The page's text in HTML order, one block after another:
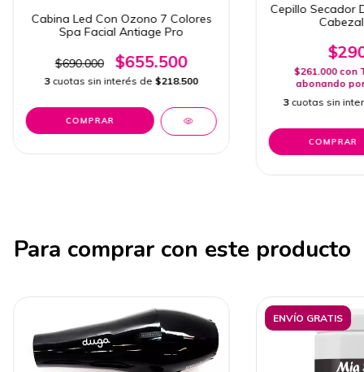
Cabina Led Con Ozono 7 Colores
Spa Facial Antiage Pro
$690.000 $655.500
3 cuotas sin interés de $218.500
Cepillo Secador
$261.000 con
abonando
3 cuotas sin
Para comprar con este producto
ENVÍO GRATIS